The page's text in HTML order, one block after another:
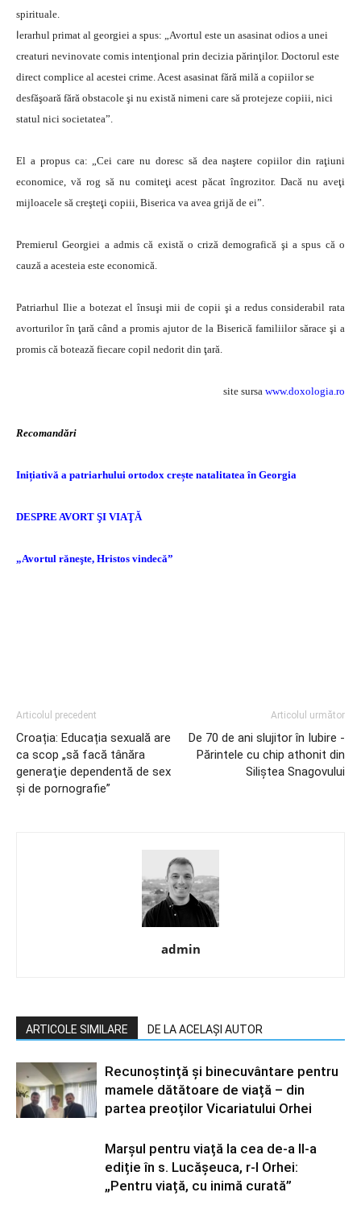
spirituale.
Ierarhul primat al georgiei a spus: „Avortul este un asasinat odios a unei
creaturi nevinovate comis intenţional prin decizia părinţilor. Doctorul este
direct complice al acestei crime. Acest asasinat fără milă a copiilor se
desfăşoară fără obstacole şi nu există nimeni care să protejeze copiii, nici
statul nici societatea”.
El a propus ca: „Cei care nu doresc să dea naştere copiilor din raţiuni
economice, vă rog să nu comiteţi acest păcat îngrozitor. Dacă nu aveţi
mijloacele să creşteţi copiii, Biserica va avea grijă de ei”.
Premierul Georgiei a admis că există o criză demografică şi a spus că o
cauză a acesteia este economică.
Patriarhul Ilie a botezat el însuşi mii de copii şi a redus considerabil rata
avorturilor în ţară când a promis ajutor de la Biserică familiilor sărace şi a
promis că botează fiecare copil nedorit din ţară.
site sursa www.doxologia.ro
Recomandări
Inițiativă a patriarhului ortodox crește natalitatea în Georgia
DESPRE AVORT ŞI VIAŢĂ
„Avortul răneşte, Hristos vindecă”
Articolul precedent
Croația: Educația sexuală are
ca scop „să facă tânăra
generaţie dependentă de sex
şi de pornografie”
Articolul următor
De 70 de ani slujitor în Iubire -
Părintele cu chip athonit din
Siliştea Snagovului
admin
ARTICOLE SIMILARE DE LA ACELAȘI AUTOR
Recunoștință și binecuvântare pentru
mamele dătătoare de viață – din
partea preoților Vicariatului Orhei
Marșul pentru viață la cea de-a II-a
ediție în s. Lucășeuca, r-l Orhei:
„Pentru viață, cu inimă curată”